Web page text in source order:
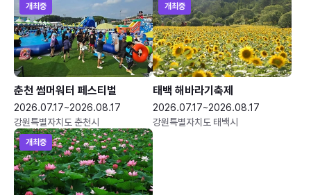
개최중
춘천 썸머워터 페스티벌
2026.07.17~2026.08.17
강원특별자치도 춘천시
개최중
태백 해바라기축제
2026.07.17~2026.08.17
강원특별자치도 태백시
개최중